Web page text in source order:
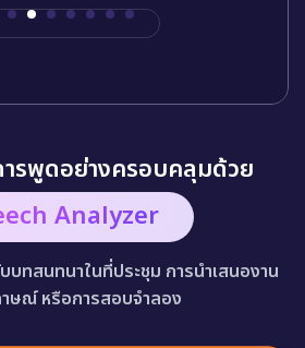
รพูดอย่างครอบคลุมด้วย
Analyzer
ทสนทนาในที่ประชุม การนำเสนองาน
ษณ์ หรือการสอบจำลอง